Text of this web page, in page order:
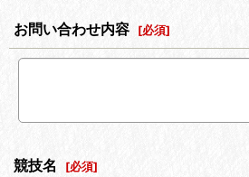
お問い合わせ内容 [必須]
競技名 [必須]